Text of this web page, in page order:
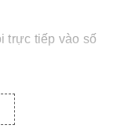
trực tiếp vào số